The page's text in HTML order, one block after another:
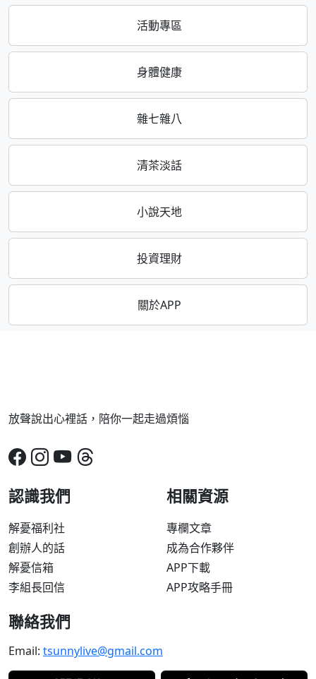
活動專區
身體健康
雜七雜八
清茶淡話
小說天地
投資理財
關於APP
放聲說出心裡話，陪你一起走過煩惱
認識我們
解憂福利社
創辦人的話
解憂信箱
李組長回信
相關資源
專欄文章
成為合作夥伴
APP下載
APP攻略手冊
聯絡我們
Email: tsunnylive@gmail.com